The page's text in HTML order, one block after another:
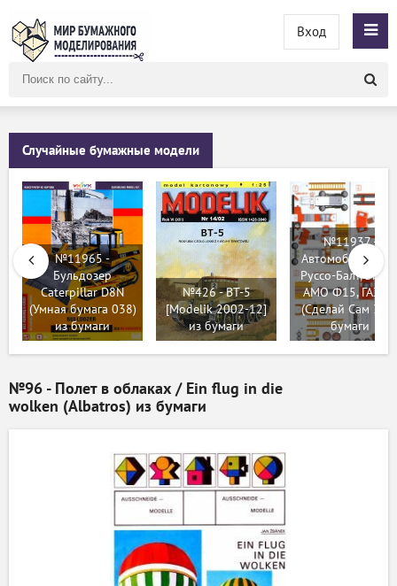
сайту
Вход
Случайные бумажные модели
№11965 -
Бульдозер
Caterpillar D8N
(Умная бумага 038)
из бумаги
№426 - BT-5
[Modelik 2002-12]
из бумаги
№11937 -
Автомобили
Руссо-Балт, ЗиС-
АМО Ф15, ГАЗ-АА
(Сделай Сам 3)
бумаги
№96 - Полет в облаках / Ein flug in die
wolken (Albatros) из бумаги